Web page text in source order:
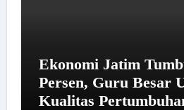
Ekonomi Jatim
Persen, Guru Besar
Kualitas